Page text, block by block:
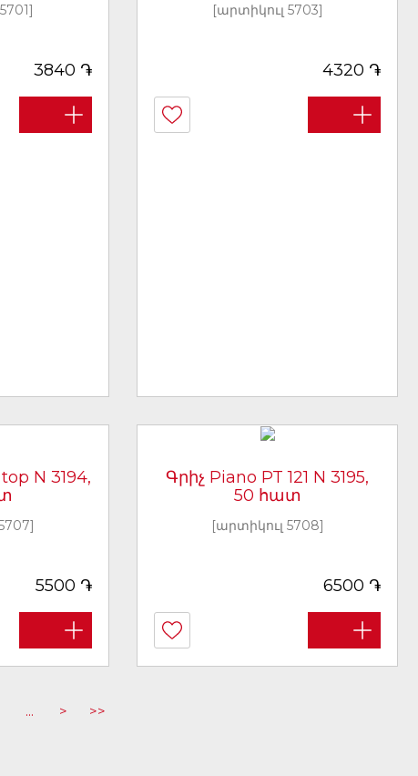
3840 ֏
[արտիկուլ 5703]
4320 ֏
N 3194,
5500 ֏
Գրիչ Piano PT 121 N 3195,
50 հատ
[արտիկուլ 5708]
6500 ֏
... > >>